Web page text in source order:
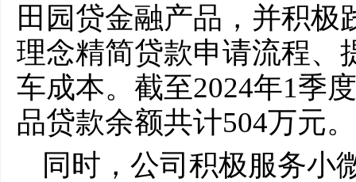
田园贷金融产品，并积极
理念精简贷款申请流程、
车成本。截至2024年1季
品贷款余额共计504万元。
同时，公司积极服务小